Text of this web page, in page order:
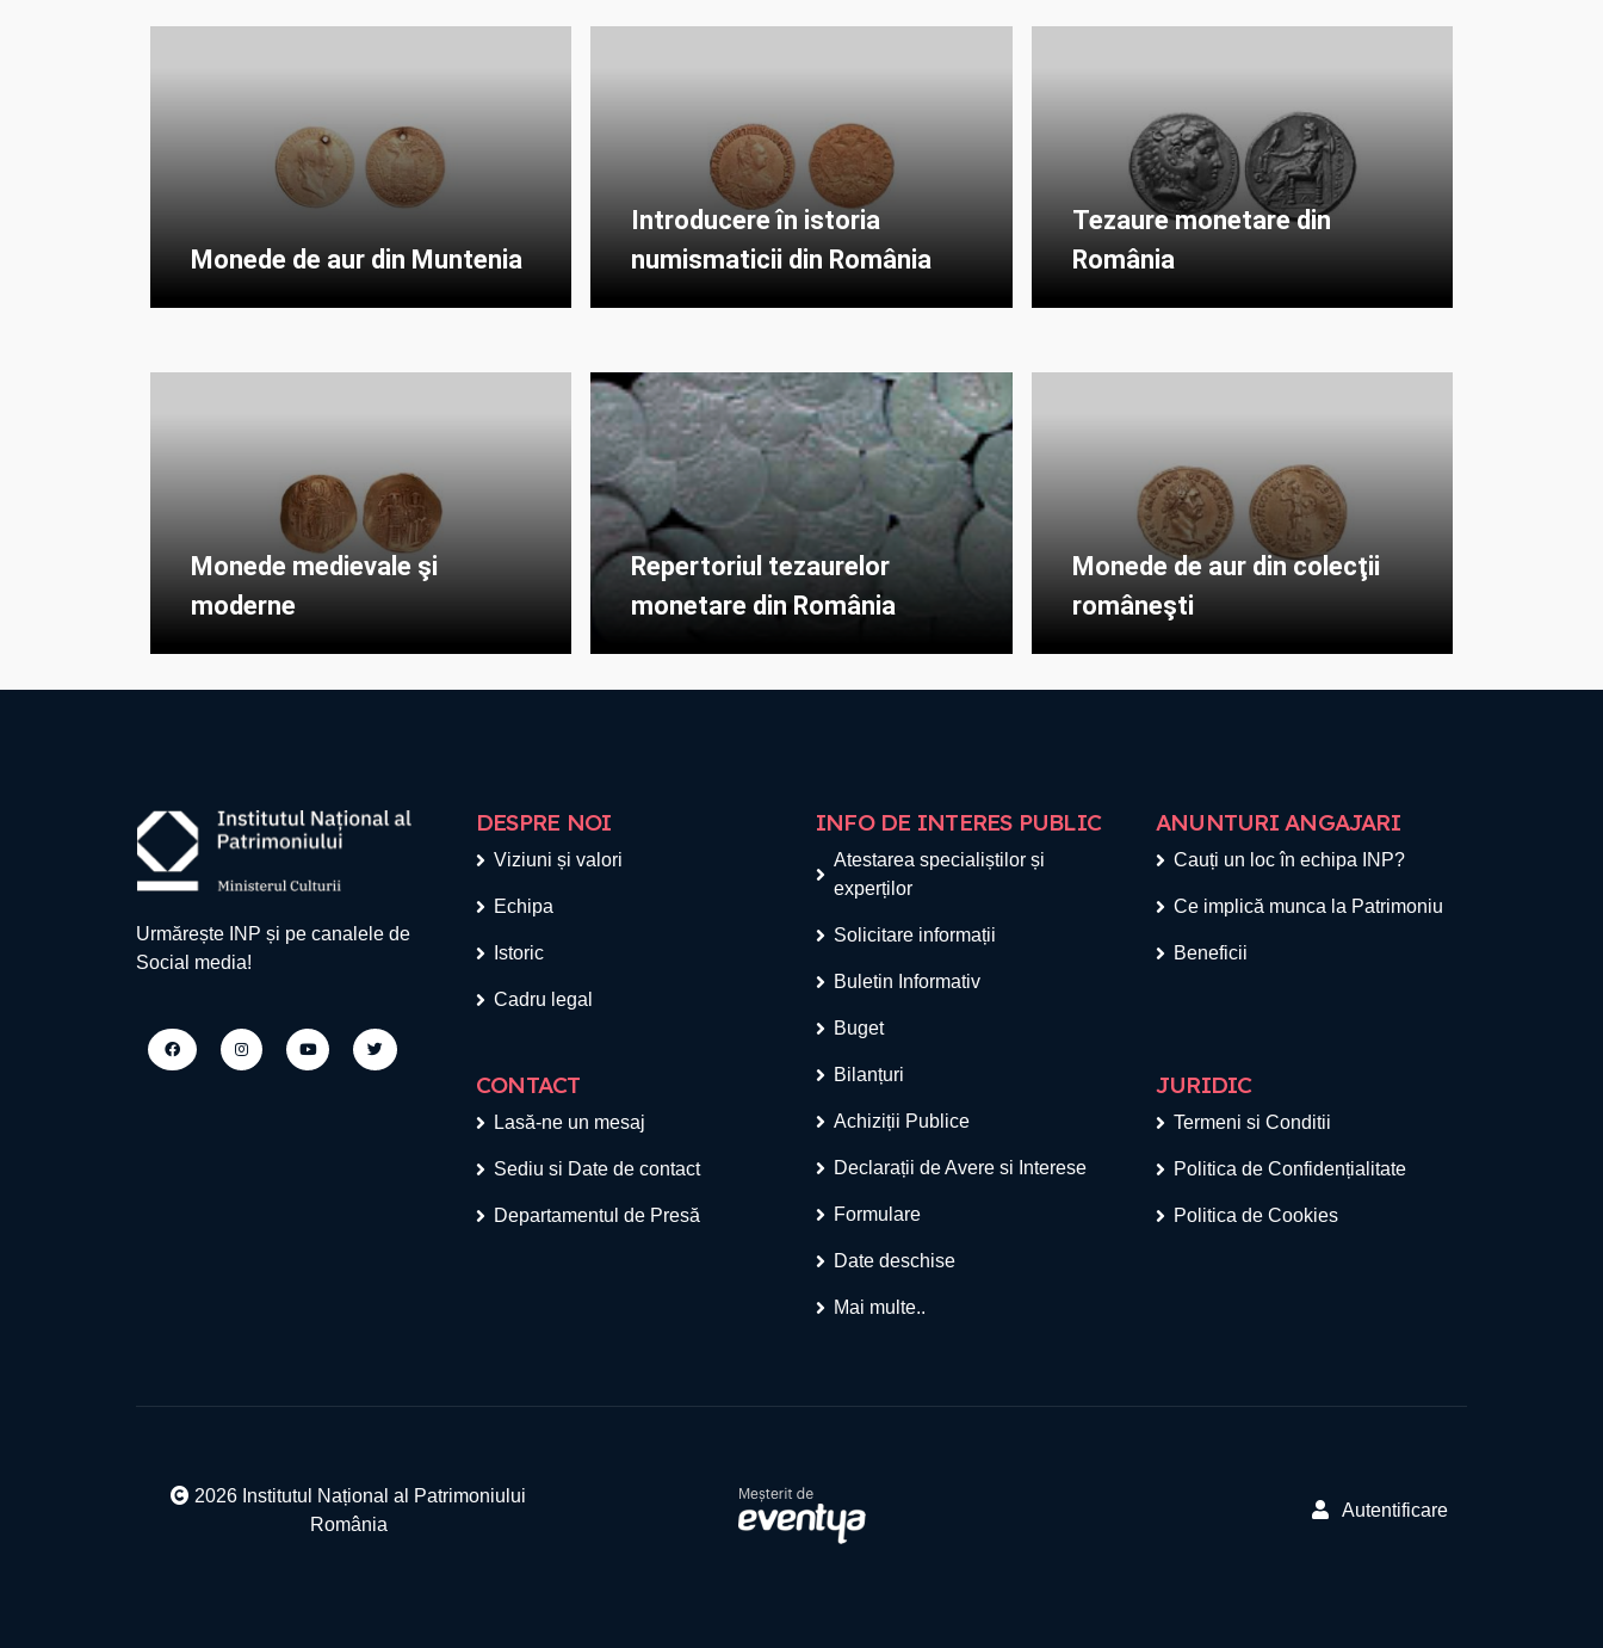
Monede de aur din Muntenia
Introducere în istoria
numismaticii din România
Tezaure monetare din
România
Monede medievale şi
moderne
Repertoriul tezaurelor
monetare din România
Monede de aur din colecţii
româneşti
Urmărește INP și pe canalele de
Social media!
DESPRE NOI
Viziuni și valori
Echipa
Istoric
Cadru legal
CONTACT
Lasă-ne un mesaj
Sediu si Date de contact
Departamentul de Presă
INFO DE INTERES PUBLIC
Atestarea specialiștilor și
experților
Solicitare informații
Buletin Informativ
Buget
Bilanțuri
Achiziții Publice
Declarații de Avere si Interese
Formulare
Date deschise
Mai multe..
ANUNTURI ANGAJARI
Cauți un loc în echipa INP?
Ce implică munca la Patrimoniu
Beneficii
JURIDIC
Termeni si Conditii
Politica de Confidențialitate
Politica de Cookies
2026 Institutul Național al Patrimoniului
România
Autentificare